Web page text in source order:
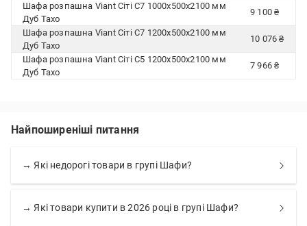
Шафа розпашна Viant Сіті С7 1000х500х2100 мм
Дуб Тахо
9 100 ₴
Шафа розпашна Viant Сіті С7 1200х500х2100 мм
Дуб Тахо
10 076 ₴
Шафа розпашна Viant Сіті С5 1200х500х2100 мм
Дуб Тахо
7 966 ₴
Найпоширеніші питання
→ Які недорогі товари в групі Шафи?
→ Які товари купити в 2026 році в групі Шафи?